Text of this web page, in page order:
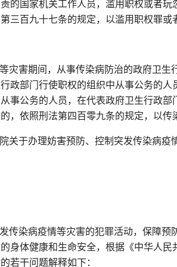
的国家机关工作人员，滥用职权或者
三百九十七条的规定，以滥用职权罪或
灾害期间，从事传染病防治的政府卫生
政部门行使职权的组织中从事公务的
事公务的人员，在代表政府卫生行政
，依照刑法第四百零九条的规定，以传
关于办理妨害预防、控制突发传染病疫
传染病疫情等灾害的犯罪活动，保障预
身体健康和生命安全，根据《中华人
若干问题解释如下：